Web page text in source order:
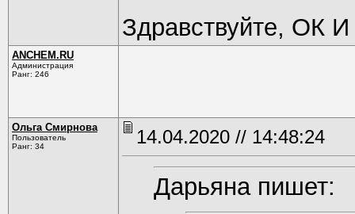
Здравствуйте, ОК
ANCHEM.RU
Администрация
Ранг: 246
Ольга Смирнова
Пользователь
Ранг: 34
14.04.2020 // 14:48:24
Дарьяна пишет: